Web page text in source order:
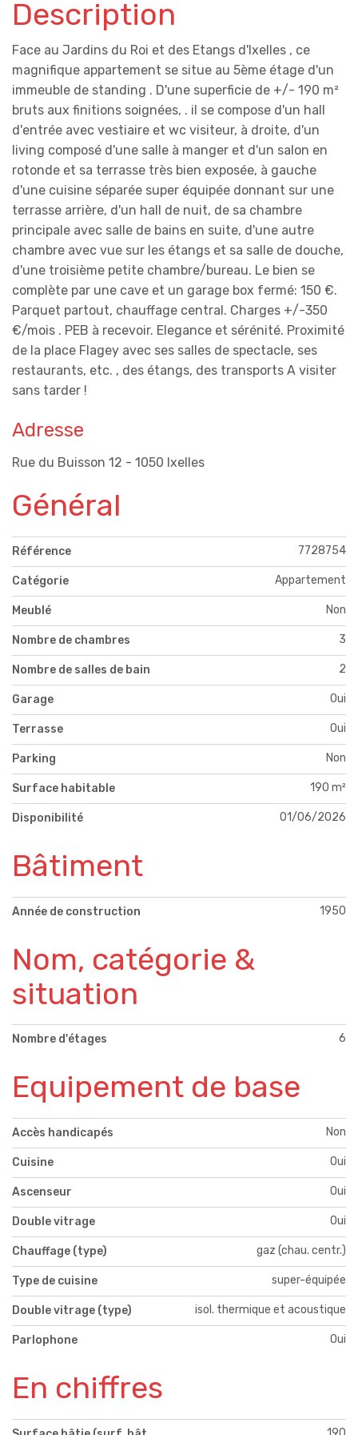
Description
Face au Jardins du Roi et des Etangs d'Ixelles , ce
magnifique appartement se situe au 5ème étage d'un
immeuble de standing . D'une superficie de +/- 190 m²
bruts aux finitions soignées, . il se compose d'un hall
d'entrée avec vestiaire et wc visiteur, à droite, d'un
living composé d'une salle à manger et d'un salon en
rotonde et sa terrasse très bien exposée, à gauche
d'une cuisine séparée super équipée donnant sur une
terrasse arrière, d'un hall de nuit, de sa chambre
principale avec salle de bains en suite, d'une autre
chambre avec vue sur les étangs et sa salle de douche,
d'une troisième petite chambre/bureau. Le bien se
complète par une cave et un garage box fermé: 150 €.
Parquet partout, chauffage central. Charges +/-350
€/mois . PEB à recevoir. Elegance et sérénité. Proximité
de la place Flagey avec ses salles de spectacle, ses
restaurants, etc. , des étangs, des transports A visiter
sans tarder !
Adresse
Rue du Buisson 12 - 1050 Ixelles
Général
Référence 7728754
Catégorie Appartement
Meublé Non
Nombre de chambres 3
Nombre de salles de bain 2
Garage Oui
Terrasse Oui
Parking Non
Surface habitable 190 m²
Disponibilité 01/06/2026
Bâtiment
Année de construction 1950
Nom, catégorie &
situation
Nombre d'étages 6
Equipement de base
Accès handicapés Non
Cuisine Oui
Ascenseur Oui
Double vitrage Oui
Chauffage (type) gaz (chau. centr.)
Type de cuisine super-équipée
Double vitrage (type) isol. thermique et acoustique
Parlophone Oui
En chiffres